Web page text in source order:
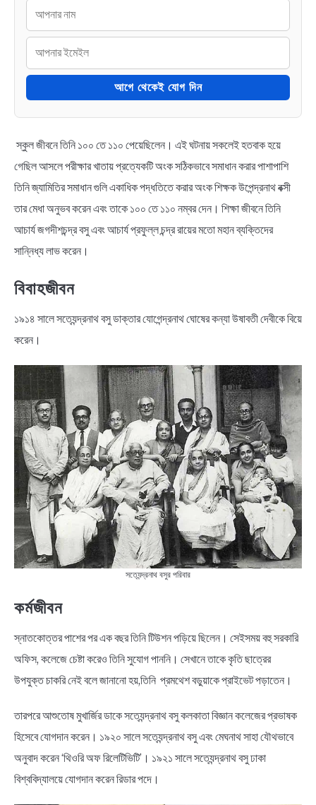
আগে থেকেই যোগ দিন
স্কুল জীবনে তিনি ১০০ তে ১১০ পেয়েছিলেন। এই ঘটনায় সকলেই হতবাক হয়ে
গেছিল আসলে পরীক্ষার খাতায় প্রত্যেকটি অংক সঠিকভাবে সমাধান করার পাশাপাশি
তিনি জ্যামিতির সমাধান গুলি একাধিক পদ্ধতিতে করার অংক শিক্ষক উপেন্দ্রনাথ বক্সী
তার মেধা অনুভব করেন এবং তাকে ১০০ তে ১১০ নম্বর দেন। শিক্ষা জীবনে তিনি
আচার্য জগদীশচন্দ্র বসু এবং আচার্য প্রফুল্ল চন্দ্র রায়ের মতো মহান ব্যক্তিদের
সান্নিধ্য লাভ করেন।
বিবাহজীবন
১৯১৪ সালে সত্যেন্দ্রনাথ বসু ডাক্তার যোগেন্দ্রনাথ ঘোষের কন্যা উষাবতী দেবীকে বিয়ে
করেন।
সত্যেন্দ্রনাথ বসুর পরিবার
কর্মজীবন
স্নাতকোত্তর পাশের পর এক বছর তিনি টিউশন পড়িয়ে ছিলেন। সেইসময় বহু সরকারি
অফিস, কলেজে চেষ্টা করেও তিনি সুযোগ পাননি। সেখানে তাকে কৃতি ছাত্রের
উপযুক্ত চাকরি নেই বলে জানানো হয়,তিনি প্রমথেশ বড়ুয়াকে প্রাইভেট পড়াতেন।
তারপরে আশুতোষ মুখার্জির ডাকে সত্যেন্দ্রনাথ বসু কলকাতা বিজ্ঞান কলেজের প্রভাষক
হিসেবে যোগদান করেন। ১৯২০ সালে সত্যেন্দ্রনাথ বসু এবং মেঘনাথ সাহা যৌথভাবে
অনুবাদ করেন ‘থিওরি অফ রিলেটিভিটি’। ১৯২১ সালে সত্যেন্দ্রনাথ বসু ঢাকা
বিশ্ববিদ্যালয়ে যোগদান করেন রিডার পদে।